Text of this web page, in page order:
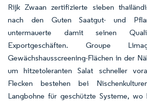
Rijk Zwaan zertifizierte sieben
nach den Guten Saatgut- und
untermauerte damit seinen
Exportgeschäften. Groupe
Gewächshausscreening-Flächen in der
um hitzetoleranten Salat schneller
Flecken bestehen bei
Langbohne für geschützte Systeme, wo